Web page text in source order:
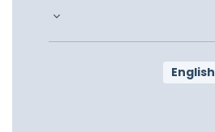
English